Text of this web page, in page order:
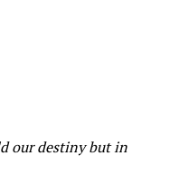
our destiny but in